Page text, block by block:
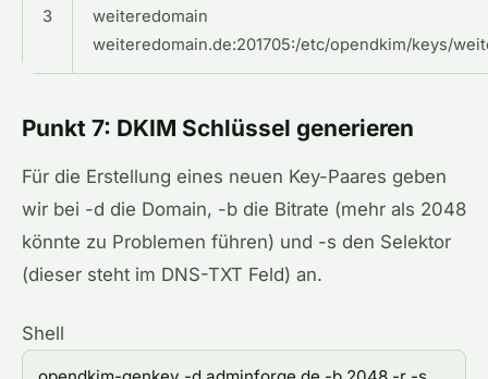
3
weiteredomain
weiteredomain.de:201705:/etc/opendkim/keys/
Punkt 7: DKIM Schlüssel generieren
Für die Erstellung eines neuen Key-Paares geben
wir bei -d die Domain, -b die Bitrate (mehr als 2048
könnte zu Problemen führen) und -s den Selektor
(dieser steht im DNS-TXT Feld) an.
Shell